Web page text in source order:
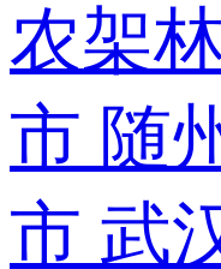
农架
市 随
市 武